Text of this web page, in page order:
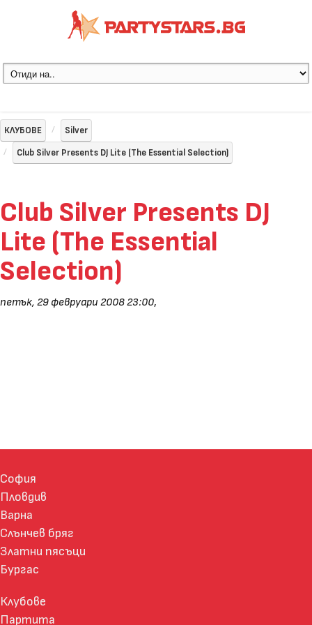
КЛУБОВЕ
Silver
Club Silver Presents DJ Lite (The Essential Selection)
Club Silver Presents DJ
Lite (The Essential
Selection)
петък, 29 февруари 2008 23:00,
София
Пловдив
Варна
Слънчев бряг
Златни пясъци
Бургас
Клубове
Партита